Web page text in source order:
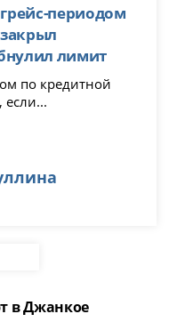
периодом
лимит
по кредитной
если...
в Джанкое